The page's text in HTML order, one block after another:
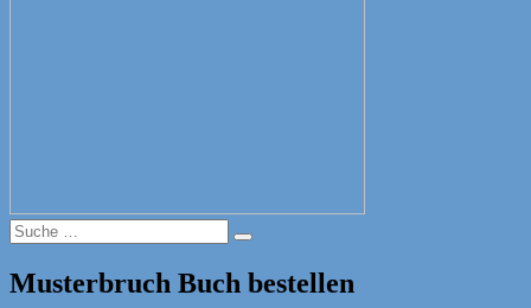
Suche
nach:
Suche
Musterbruch Buch bestellen